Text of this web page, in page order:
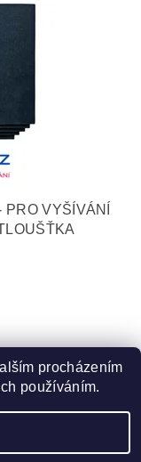
VYŠÍVÁNÍ
Crystalstyle.cz
procházením
používáním.